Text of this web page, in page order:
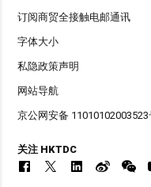
订阅商贸全接触电邮通讯
字体大小
私隐政策声明
网站导航
京公网安备 11010102003523
关注 HKTDC